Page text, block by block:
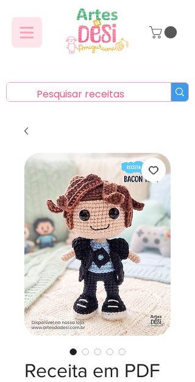
Receita em PDF